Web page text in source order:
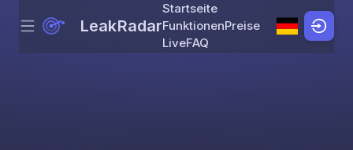
Skip to content
Menu LeakRadar
Startseite
FunktionenPreise
LiveFAQ